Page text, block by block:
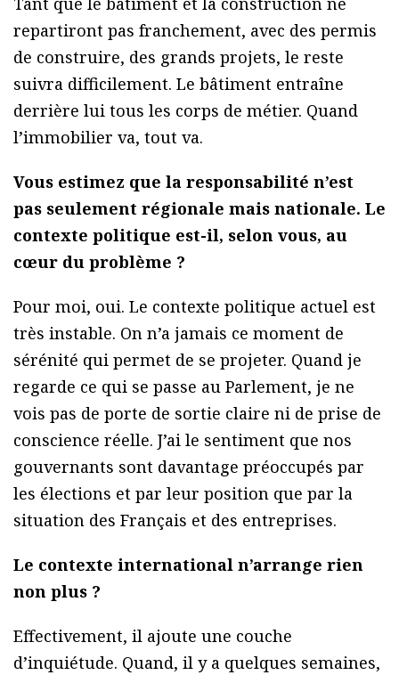
repartiront pas franchement, avec des permis
de construire, des grands projets, le reste
suivra difficilement. Le bâtiment entraîne
derrière lui tous les corps de métier. Quand
l’immobilier va, tout va.
Vous estimez que la responsabilité n’est
pas seulement régionale mais nationale. Le
contexte politique est-il, selon vous, au
cœur du problème ?
Pour moi, oui. Le contexte politique actuel est
très instable. On n’a jamais ce moment de
sérénité qui permet de se projeter. Quand je
regarde ce qui se passe au Parlement, je ne
vois pas de porte de sortie claire ni de prise de
conscience réelle. J’ai le sentiment que nos
gouvernants sont davantage préoccupés par
les élections et par leur position que par la
situation des Français et des entreprises.
Le contexte international n’arrange rien
non plus ?
Effectivement, il ajoute une couche
d’inquiétude. Quand, il y a quelques semaines,